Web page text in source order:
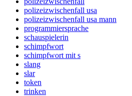
polizeizwischenfall usa
polizeizwischenfall usa mann
programmiersprache
schauspielerin
schimpfwort
schimpfwort mit s
slang
slar
token
trinken